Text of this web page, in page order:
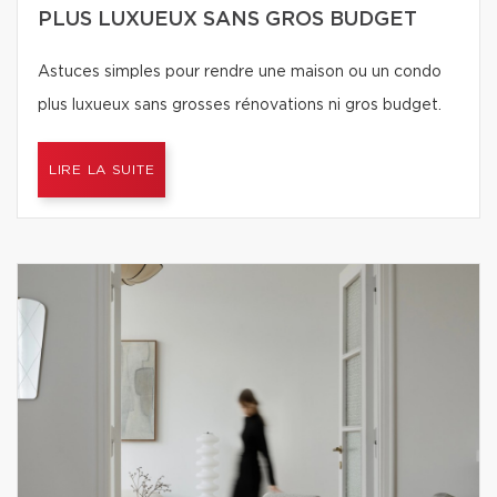
PLUS LUXUEUX SANS GROS BUDGET
Astuces simples pour rendre une maison ou un condo
plus luxueux sans grosses rénovations ni gros budget.
LIRE LA SUITE